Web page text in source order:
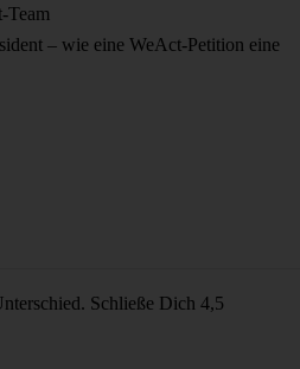
Team
– wie eine WeAct-Petition eine
Schließe Dich 4,5